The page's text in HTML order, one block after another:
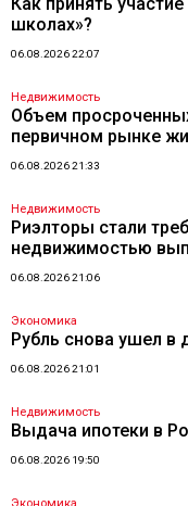
школах»?
06.08.2026 22:07
Недвижимость
Объем
первичном рынке
06.08.2026 21:33
Недвижимость
Риэлторы стали
недвижимостью
06.08.2026 21:06
Экономика
Рубль снова ушел в
06.08.2026 21:01
Недвижимость
Выдача ипотеки в
06.08.2026 19:50